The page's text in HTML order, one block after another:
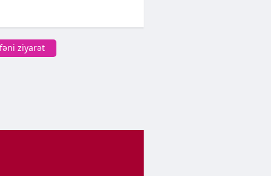
ziyarət